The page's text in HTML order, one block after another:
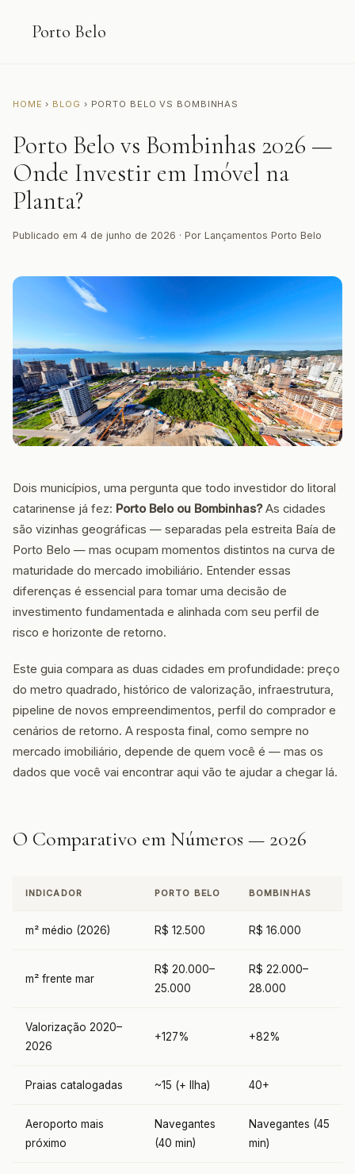
Porto Belo
HOME › BLOG › PORTO BELO VS BOMBINHAS
Porto Belo vs Bombinhas 2026 —
Onde Investir em Imóvel na
Planta?
Publicado em 4 de junho de 2026 · Por Lançamentos Porto Belo
Dois municípios, uma pergunta que todo investidor do litoral
catarinense já fez: Porto Belo ou Bombinhas?As cidades
são vizinhas geográficas — separadas pela estreita Baía de
Porto Belo — mas ocupam momentos distintos na curva de
maturidade do mercado imobiliário. Entender essas
diferenças é essencial para tomar uma decisão de
investimento fundamentada e alinhada com seu perfil de
risco e horizonte de retorno.
Este guia compara as duas cidades em profundidade: preço
do metro quadrado, histórico de valorização, infraestrutura,
pipeline de novos empreendimentos, perfil do comprador e
cenários de retorno. A resposta final, como sempre no
mercado imobiliário, depende de quem você é — mas os
dados que você vai encontrar aqui vão te ajudar a chegar lá.
O Comparativo em Números — 2026
INDICADOR PORTO BELO BOMBINHAS
m² médio (2026) R$ 12.500 R$ 16.000
m² frente mar
R$ 20.000–
25.000
R$ 22.000–
28.000
Valorização 2020–
2026
+127% +82%
Praias catalogadas ~15 (+ Ilha) 40+
Aeroporto mais
próximo
Navegantes
(40 min)
Navegantes (45
min)